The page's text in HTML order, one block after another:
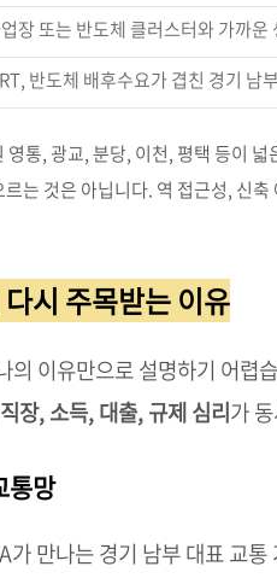
장 또는 반도체 클러스터와 가까운
반도체 배후수요가 겹친 경기 남
통, 광교, 분당, 이천, 평택 등이
는 것은 아닙니다. 역 접근성, 신
시 주목받는 이유
의 이유만으로 설명하기 어렵
장, 소득, 대출, 규제 심리가
통망
가 만나는 경기 남부 대표 교통